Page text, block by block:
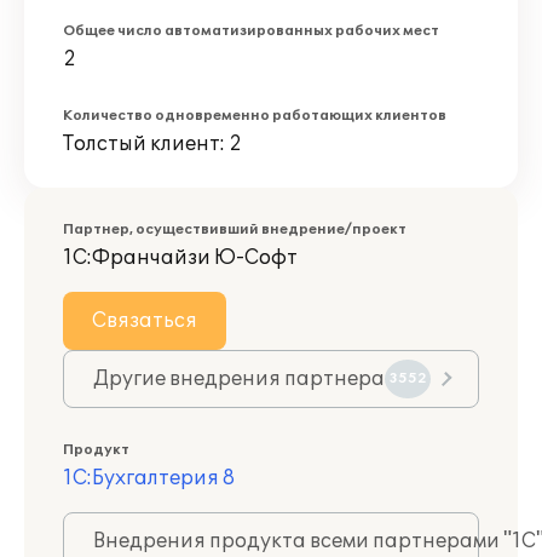
Общее число автоматизированных рабочих мест
2
Количество одновременно работающих клиентов
Толстый клиент: 2
Партнер, осуществивший внедрение/проект
1С:Франчайзи Ю-Софт
Связаться
Другие внедрения партнера 3552
Продукт
1С:Бухгалтерия 8
Внедрения продукта всеми партнерами